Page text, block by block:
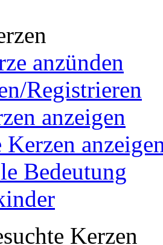
anzünden
Registrieren
anzeigen
Kerzen
Bedeutung
Kerzen